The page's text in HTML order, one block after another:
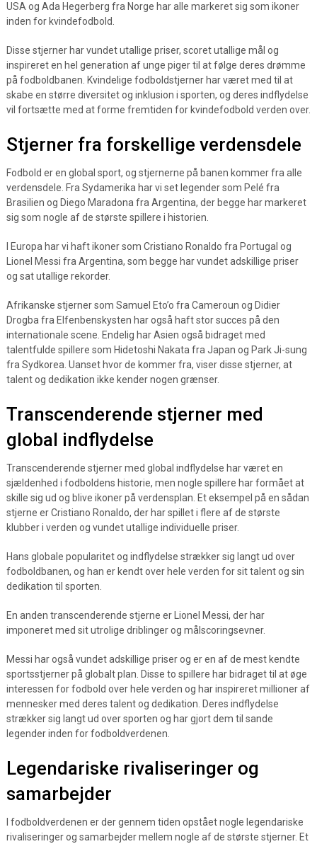
USA og Ada Hegerberg fra Norge har alle markeret sig som ikoner
inden for kvindefodbold.
Disse stjerner har vundet utallige priser, scoret utallige mål og
inspireret en hel generation af unge piger til at følge deres drømme
på fodboldbanen. Kvindelige fodboldstjerner har været med til at
skabe en større diversitet og inklusion i sporten, og deres indflydelse
vil fortsætte med at forme fremtiden for kvindefodbold verden over.
Stjerner fra forskellige verdensdele
Fodbold er en global sport, og stjernerne på banen kommer fra alle
verdensdele. Fra Sydamerika har vi set legender som Pelé fra
Brasilien og Diego Maradona fra Argentina, der begge har markeret
sig som nogle af de største spillere i historien.
I Europa har vi haft ikoner som Cristiano Ronaldo fra Portugal og
Lionel Messi fra Argentina, som begge har vundet adskillige priser
og sat utallige rekorder.
Afrikanske stjerner som Samuel Eto’o fra Cameroun og Didier
Drogba fra Elfenbenskysten har også haft stor succes på den
internationale scene. Endelig har Asien også bidraget med
talentfulde spillere som Hidetoshi Nakata fra Japan og Park Ji-sung
fra Sydkorea. Uanset hvor de kommer fra, viser disse stjerner, at
talent og dedikation ikke kender nogen grænser.
Transcenderende stjerner med
global indflydelse
Transcenderende stjerner med global indflydelse har været en
sjældenhed i fodboldens historie, men nogle spillere har formået at
skille sig ud og blive ikoner på verdensplan. Et eksempel på en sådan
stjerne er Cristiano Ronaldo, der har spillet i flere af de største
klubber i verden og vundet utallige individuelle priser.
Hans globale popularitet og indflydelse strækker sig langt ud over
fodboldbanen, og han er kendt over hele verden for sit talent og sin
dedikation til sporten.
En anden transcenderende stjerne er Lionel Messi, der har
imponeret med sit utrolige driblinger og målscoringsevner.
Messi har også vundet adskillige priser og er en af de mest kendte
sportsstjerner på globalt plan. Disse to spillere har bidraget til at øge
interessen for fodbold over hele verden og har inspireret millioner af
mennesker med deres talent og dedikation. Deres indflydelse
strækker sig langt ud over sporten og har gjort dem til sande
legender inden for fodboldverdenen.
Legendariske rivaliseringer og
samarbejder
I fodboldverdenen er der gennem tiden opstået nogle legendariske
rivaliseringer og samarbejder mellem nogle af de største stjerner. Et